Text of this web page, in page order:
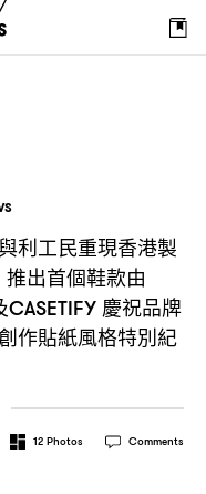
利工民重現香港製
推出首個鞋款由
CASETIFY 慶祝品牌
作貼紙風格特別紀
12 Photos Comments
工藝、 CANADA GOOSE